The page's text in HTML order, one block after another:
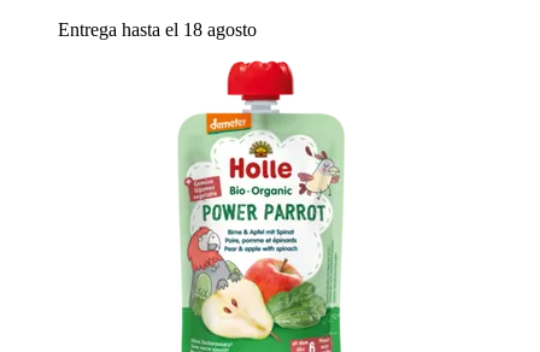
Entrega hasta el 18 agosto